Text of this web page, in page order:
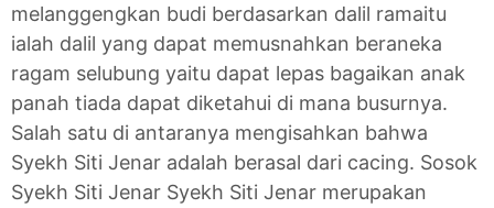
melanggengkan budi berdasarkan dalil ramaitu
ialah dalil yang dapat memusnahkan beraneka
ragam selubung yaitu dapat lepas bagaikan anak
panah tiada dapat diketahui di mana busurnya.
Salah satu di antaranya mengisahkan bahwa
Syekh Siti Jenar adalah berasal dari cacing. Sosok
Syekh Siti Jenar Syekh Siti Jenar merupakan